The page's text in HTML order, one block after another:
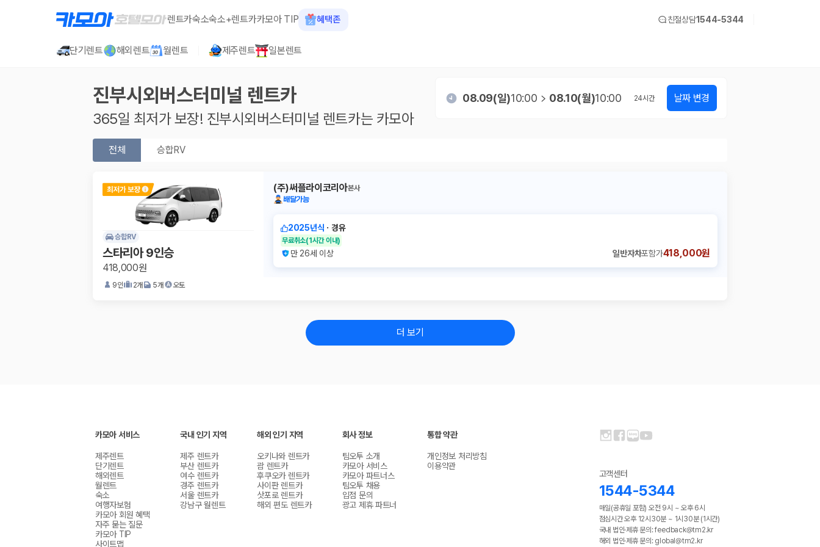
렌트카숙소숙소+렌트카카모아 TIP 혜택존 친절상담1544-5344
단기렌트 해외렌트 월렌트 제주렌트 일본렌트
진부시외버스터미널 렌트카
365일 최저가 보장! 진부시외버스터미널 렌트카는 카모아
08.09(일)10:00 08.10(월)10:00 24시간 날짜 변경
전체 승합RV
승합RV
스타리아 9인승
418,000원
9인 2개 5개 오토
(주)써플라이코리아본사
배달가능
2025년식 ㆍ경유
무료취소(1시간 이내)
만 26세 이상 일반자차포함가418,000원
더 보기
카모아 서비스
제주렌트
단기렌트
해외렌트
월렌트
숙소
여행자보험
카모아 회원 혜택
자주 묻는 질문
카모아 TIP
사이트맵
국내 인기 지역
제주 렌트카
부산 렌트카
여수 렌트카
경주 렌트카
서울 렌트카
강남구 월렌트
해외 인기 지역
오키나와 렌트카
괌 렌트카
후쿠오카 렌트카
사이판 렌트카
삿포로 렌트카
해외 편도 렌트카
회사 정보
팀오투 소개
카모아 서비스
카모아 파트너스
팀오투 채용
입점 문의
광고 제휴 파트너
통합 약관
개인정보 처리방침
이용약관
고객센터
1544-5344
매일(공휴일 포함) 오전 9시 ~ 오후 6시
점심시간 오후 12시30분 ~ 1시30분 (1시간)
국내 법인·제휴 문의: feedback@tm2.kr
해외 법인·제휴 문의: global@tm2.kr